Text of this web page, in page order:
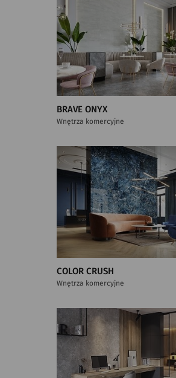
BRAVE ONYX
Wnętrza komercyjne
COLOR CRUSH
Wnętrza komercyjne